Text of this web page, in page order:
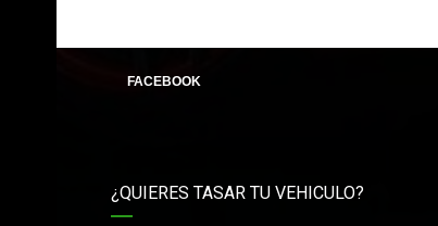
FACEBOOK
¿QUIERES TASAR TU VEHICULO?